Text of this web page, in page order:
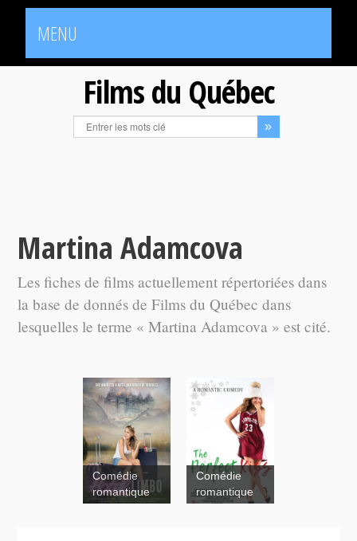
MENU
Films du Québec
Martina Adamcova
Les fiches de films actuellement répertoriées dans
la base de donnés de Films du Québec dans
lesquelles le terme « Martina Adamcova » est cité.
Comédie
romantique
Comédie
romantique